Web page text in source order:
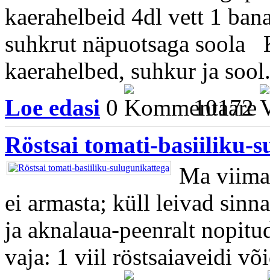
kaerahelbeid 4dl vett 1
suhkrut näpuotsaga soola
kaerahelbed, suhkur ja
Loe edasi 0 10172
Röstsai tomati-basiiliku-
Ma
ei armasta; küll leivad
ja aknalaua-peenralt
vaja: 1 viil röstsaiaveidi